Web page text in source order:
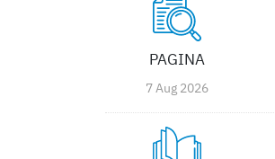
PAGINA
7 Aug 2026